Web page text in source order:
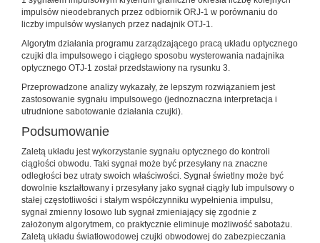
impulsów nieodebranych przez odbiornik ORJ-1 w porównaniu do
liczby impulsów wysłanych przez nadajnik OTJ-1.
Algorytm działania programu zarządzającego pracą układu optycznego
czujki dla impulsowego i ciągłego sposobu wysterowania nadajnika
optycznego OTJ-1 został przedstawiony na rysunku 3.
Przeprowadzone analizy wykazały, że lepszym rozwiązaniem jest
zastosowanie sygnału impulsowego (jednoznaczna interpretacja i
utrudnione sabotowanie działania czujki).
Podsumowanie
Zaletą układu jest wykorzystanie sygnału optycznego do kontroli
ciągłości obwodu. Taki sygnał może być przesyłany na znaczne
odległości bez utraty swoich właściwości. Sygnał świetlny może być
dowolnie kształtowany i przesyłany jako sygnał ciągły lub impulsowy o
stałej częstotliwości i stałym współczynniku wypełnienia impulsu,
sygnał zmienny losowo lub sygnał zmieniający się zgodnie z
założonym algorytmem, co praktycznie eliminuje możliwość sabotażu.
Zaletą układu światłowodowej czujki obwodowej do zabezpieczania